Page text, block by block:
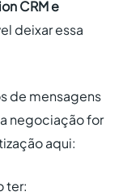
CRM e
deixar essa
de mensagens
negociação for
aqui:
ter: